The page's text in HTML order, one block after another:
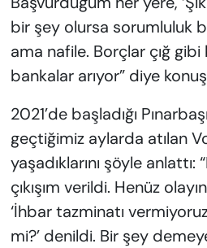
bir şey olursa sorumluluk
ama nafile. Borçlar çığ
bankalar arıyor” diye
2021’de başladığı
geçtiğimiz aylarda atılan
yaşadıklarını şöyle anlattı:
çıkışım verildi. Henüz
‘İhbar tazminatı
mi?​’ denildi. Bir şey